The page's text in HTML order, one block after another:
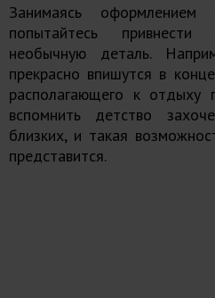
Занимаясь
попытайтесь
необычную деталь.
прекрасно впишутся в
располагающего к отдыху
вспомнить детство
близких, и такая
представится.